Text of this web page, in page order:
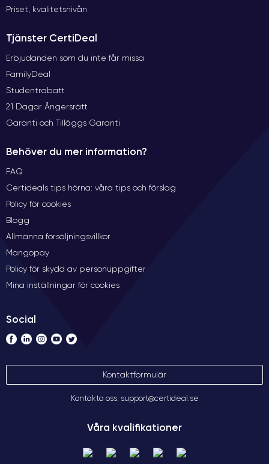
Priset, kvalitetsnivån
Tjänster CertiDeal
Erbjudanden som du inte får missa
FamilyDeal
Studentrabatt
21 Dagar Ångersrätt
Garanti och Tilläggs Garanti
Behöver du mer information?
FAQ
Certideals tips hörna: våra tips och förslag
Policy för cookies
Blogg
Allmänna försäljningsvillkor
Mangopay
Policy för skydd av personuppgifter
Mina inställningar för cookies
Social
Kontaktformulär
Kontakta oss: support@certideal.se
Våra kvalifikationer